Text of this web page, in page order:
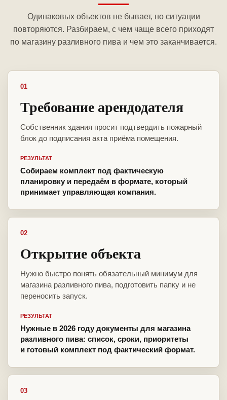
Одинаковых объектов не бывает, но ситуации
повторяются. Разбираем, с чем чаще всего приходят
по магазину разливного пива и чем это заканчивается.
01
Требование арендодателя
Собственник здания просит подтвердить пожарный
блок до подписания акта приёма помещения.
РЕЗУЛЬТАТ
Собираем комплект под фактическую
планировку и передаём в формате, который
принимает управляющая компания.
02
Открытие объекта
Нужно быстро понять обязательный минимум для
магазина разливного пива, подготовить папку и не
переносить запуск.
РЕЗУЛЬТАТ
Нужные в 2026 году документы для магазина
разливного пива: список, сроки, приоритеты
и готовый комплект под фактический формат.
03